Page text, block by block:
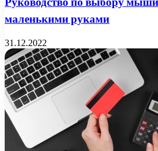
маленькими руками
31.12.2022